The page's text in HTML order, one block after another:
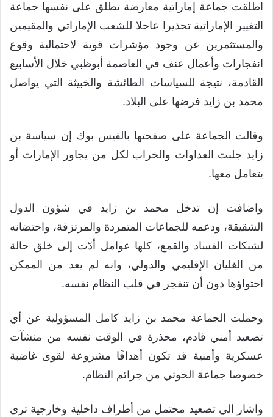
اطلقت جماعة إماراتية معارضة تطلق على نفسها جماعة
التغيير الإماراتية تحذيرا عاجلا للشعب الإماراتي والمقيمين
والمستثمرين عن وجود مؤشرات قوية لاحتمالية وقوع
انفجارات وأعمال عنف في العاصمة أبوظبي خلال الأسابيع
القادمة، نتيجة للسياسات الطائشة والخبيثة التي يواصل
محمد بن زايد فرضها على البلاد.
وقالت الجماعة على صفحتها بالفيس بوك إن سياسة بن
زايد جلبت العداوات والخراب لكل من يجاور الإمارات أو
يتعامل معها.
واضافت إن تدخل محمد بن زايد في شؤون الدول
الشقيقة، ودعمه للجماعات المتمردة والمرتزقة، واحتضانه
لشبكات الفساد والقمع، كلها عوامل أدّت إلى خلق حالة
من الغليان الإقليمي والدولي، وانه لم يعد من الممكن
احتواؤها دون أن تنفجر في قلب النظام نفسه.
وحملت الجماعة محمد بن زايد كامل المسؤولية عن أي
تصعيد أمني قادم، محذرة في الوقت نفسه من منشآت
عسكرية وأمنية قد تكون أهدافًا مشروعة لقوى غاضبة
خصوصا جماعة الحوثي من جرائم النظام.
واشار الي تصعيد محتمل من أطراف داخلية وخارجية ترى